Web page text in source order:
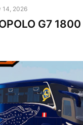
14, 2026
G7